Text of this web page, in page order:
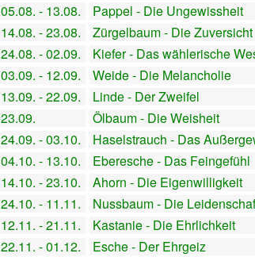
05.08. - 13.08.
Pappel - Die Ungewissheit
14.08. - 23.08.
Zürgelbaum - Die Zuversicht
24.08. - 02.09.
Kiefer - Das wählerische
03.09. - 12.09.
Weide - Die Melancholie
13.09. - 22.09.
Linde - Der Zweifel
23.09.
Ölbaum - Die Weisheit
24.09. - 03.10.
Haselstrauch - Das
04.10. - 13.10.
Eberesche - Das Feingefühl
14.10. - 23.10.
Ahorn - Die Eigenwilligkeit
24.10. - 11.11.
Nussbaum - Die
12.11. - 21.11.
Kastanie - Die Ehrlichkeit
22.11. - 01.12.
Esche - Der Ehrgeiz